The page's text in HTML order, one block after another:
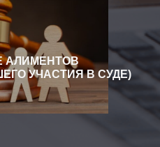
АЛИМЕНТОВ
УЧАСТИЯ В СУДЕ)